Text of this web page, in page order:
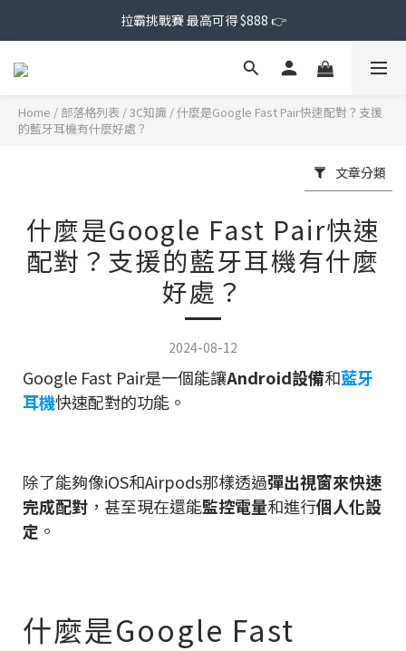
拉霸挑戰賽 最高可得 $888 👉
Home / 部落格列表 /3C知識 /什麼是Google Fast Pair快速配對？支援
的藍牙耳機有什麼好處？
文章分類
什麼是Google Fast Pair快速
配對？支援的藍牙耳機有什麼
好處？
2024-08-12
Google Fast Pair是一個能讓Android設備和藍牙
耳機快速配對的功能。
除了能夠像iOS和Airpods那樣透過彈出視窗來快速
完成配對 ，甚至現在還能監控電量和進行個人化設
定 。
什麼是Google Fast